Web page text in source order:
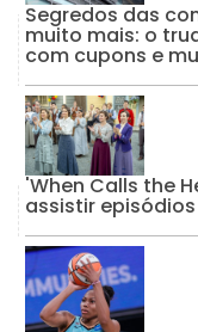
Segredos das
muito mais: o
com cupons e
'When Calls the
assistir